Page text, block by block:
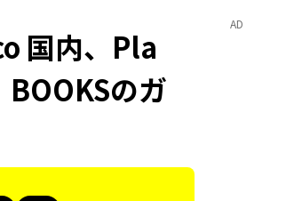
国内、Pla
のガ
AD